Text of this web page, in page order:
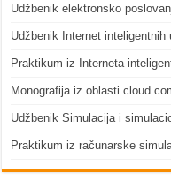
Udžbenik elektronsko
Udžbenik Internet inteligentnih
Praktikum iz Interneta
Monografija iz oblasti cloud
Udžbenik Simulacija i
Praktikum iz računarske